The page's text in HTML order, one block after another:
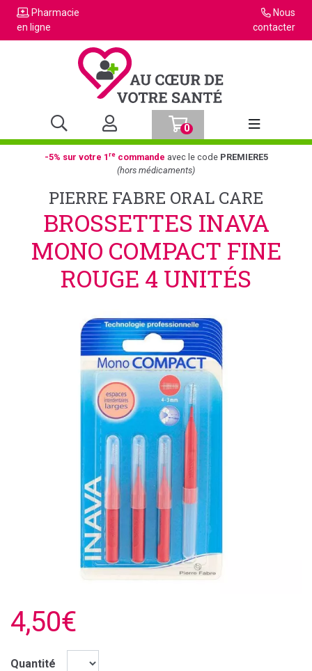
Pharmacie
en ligne
Nous
contacter
0
Afficher la
-5% sur votre 1recommande avec le code PREMIERE5
(hors médicaments)
PIERRE FABRE ORAL CARE
BROSSETTES INAVA
MONO COMPACT FINE
ROUGE 4 UNITÉS
4,50€
Quantité